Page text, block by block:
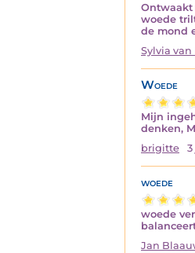
Ontwaakt
woede
de mond
Sylvia van
Woede
Mijn
denken,
brigitte
woede
woede
Jan